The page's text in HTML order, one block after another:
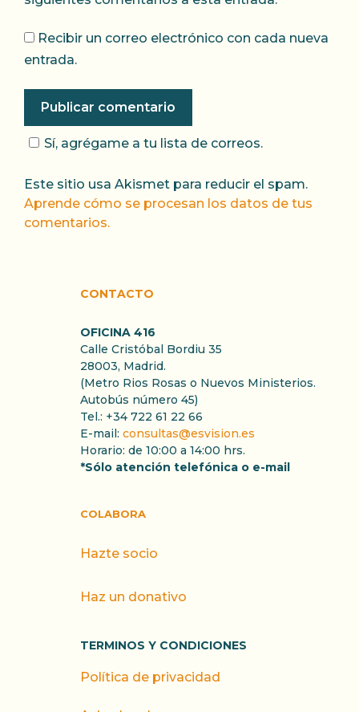
Recibir un correo electrónico con cada nueva
entrada.
Sí, agrégame a tu lista de correos.
Este sitio usa Akismet para reducir el spam.
Aprende cómo se procesan los datos de tus
comentarios.
CONTACTO
OFICINA 416
Calle Cristóbal Bordiu 35
28003, Madrid.
(Metro Rios Rosas o Nuevos Ministerios.
Autobús número 45)
Tel.: +34 722 61 22 66
E-mail: consultas@esvision.es
Horario: de 10:00 a 14:00 hrs.
*Sólo atención telefónica o e-mail
COLABORA
Hazte socio
Haz un donativo
TERMINOS Y CONDICIONES
Política de privacidad